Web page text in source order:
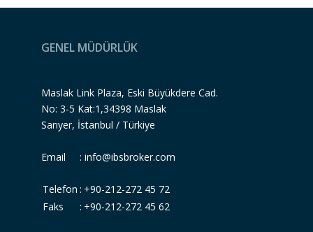
GENEL MÜDÜRLÜK
Maslak Link Plaza, Eski Büyükdere Cad.
No: 3-5 Kat:1,34398 Maslak
Sarıyer, İstanbul / Türkiye
Email :info@ibsbroker.com
Telefon : +90-212-272 45 72
Faks
: +90-212-272 45 62